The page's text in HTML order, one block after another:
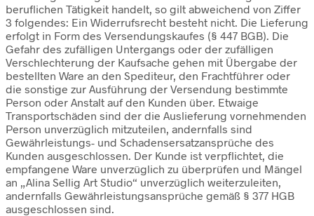
beruflichen Tätigkeit handelt, so gilt abweichend von Ziffer
3 folgendes: Ein Widerrufsrecht besteht nicht. Die Lieferung
erfolgt in Form des Versendungskaufes (§ 447 BGB). Die
Gefahr des zufälligen Untergangs oder der zufälligen
Verschlechterung der Kaufsache gehen mit Übergabe der
bestellten Ware an den Spediteur, den Frachtführer oder
die sonstige zur Ausführung der Versendung bestimmte
Person oder Anstalt auf den Kunden über. Etwaige
Transportschäden sind der die Auslieferung vornehmenden
Person unverzüglich mitzuteilen, andernfalls sind
Gewährleistungs- und Schadensersatzansprüche des
Kunden ausgeschlossen. Der Kunde ist verpflichtet, die
empfangene Ware unverzüglich zu überprüfen und Mängel
an „Alina Sellig Art Studio“ unverzüglich weiterzuleiten,
andernfalls Gewährleistungsansprüche gemäß § 377 HGB
ausgeschlossen sind.